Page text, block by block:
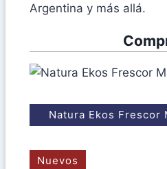
Argentina y más allá.
Natura Ekos Frescor
Nuevos